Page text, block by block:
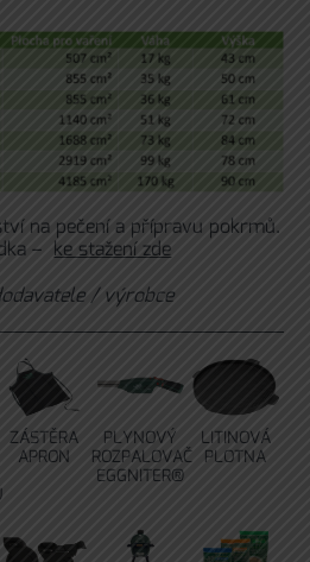
na pečení a přípravu pokrmů.
–ke stažení zde
/ výrobce
ZÁSTĚRA
APRON
PLYNOVÝ
ROZPALOVAČ
EGGNITER®
LITINOVÁ
PLOTNA